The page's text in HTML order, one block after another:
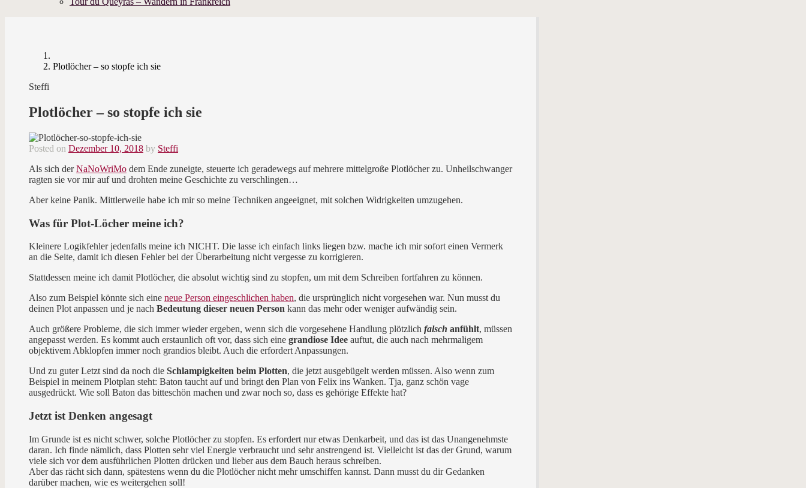
Plotlöcher – so stopfe ich sie
Steffi
Plotlöcher – so stopfe ich sie
Posted on Dezember 10, 2018 by Steffi
Als sich derNaNoWriMo dem Ende zuneigte, steuerte ich geradewegs auf mehrere mittelgroße Plotlöcher zu. Unheilschwanger
ragten sie vor mir auf und drohten meine Geschichte zu verschlingen…
Aber keine Panik. Mittlerweile habe ich mir so meine Techniken angeeignet, mit solchen Widrigkeiten umzugehen.
Was für Plot-Löcher meine ich?
Kleinere Logikfehler jedenfalls meine ich NICHT. Die lasse ich einfach links liegen bzw. mache ich mir sofort einen Vermerk
an die Seite, damit ich diesen Fehler bei der Überarbeitung nicht vergesse zu korrigieren.
Stattdessen meine ich damit Plotlöcher, die absolut wichtig sind zu stopfen, um mit dem Schreiben fortfahren zu können.
Also zum Beispiel könnte sich eine neue Person eingeschlichen haben, die ursprünglich nicht vorgesehen war. Nun musst du
deinen Plot anpassen und je nach Bedeutung dieser neuen Person kann das mehr oder weniger aufwändig sein.
Auch größere Probleme, die sich immer wieder ergeben, wenn sich die vorgesehene Handlung plötzlich falsch anfühlt, müssen
angepasst werden. Es kommt auch erstaunlich oft vor, dass sich eine grandiose Idee auftut, die auch nach mehrmaligem
objektivem Abklopfen immer noch grandios bleibt. Auch die erfordert Anpassungen.
Und zu guter Letzt sind da noch die Schlampigkeiten beim Plotten, die jetzt ausgebügelt werden müssen. Also wenn zum
Beispiel in meinem Plotplan steht: Baton taucht auf und bringt den Plan von Felix ins Wanken. Tja, ganz schön vage
ausgedrückt. Wie soll Baton das bitteschön machen und zwar noch so, dass es gehörige Effekte hat?
Jetzt ist Denken angesagt
Im Grunde ist es nicht schwer, solche Plotlöcher zu stopfen. Es erfordert nur etwas Denkarbeit, und das ist das Unangenehmste
daran. Ich finde nämlich, dass Plotten sehr viel Energie verbraucht und sehr anstrengend ist. Vielleicht ist das der Grund, warum
viele sich vor dem ausführlichen Plotten drücken und lieber aus dem Bauch heraus schreiben.
Aber das rächt sich dann, spätestens wenn du die Plotlöcher nicht mehr umschiffen kannst. Dann musst du dir Gedanken
darüber machen, wie es weitergehen soll!